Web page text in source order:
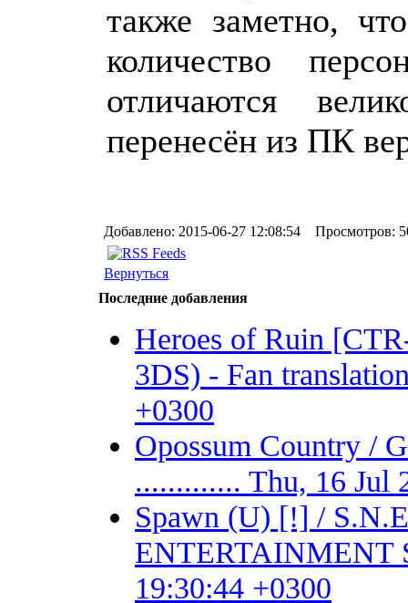
также заметно,
количество
отличаются
перенесён из ПК
Добавлено: 2015-06-27 12:08:54 Просмотров:
Вернуться
Последние добавления
Heroes of Ruin
3DS) - Fan
+0300
Opossum Country /
............. Thu, 16 Jul
Spawn (U) [!] /
ENTERTAINMENT
19:30:44 +0300